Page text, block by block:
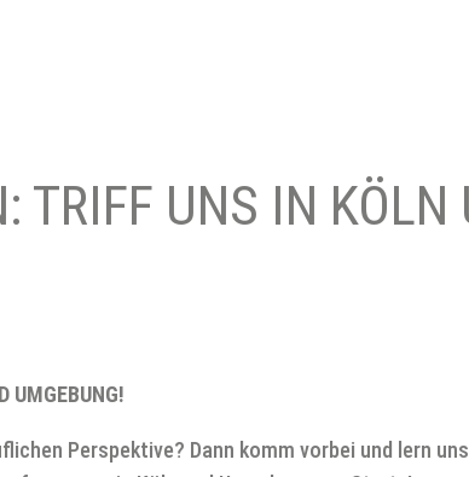
TRIFF UNS IN KÖLN
UMGEBUNG!
Perspektive? Dann komm vorbei und lern